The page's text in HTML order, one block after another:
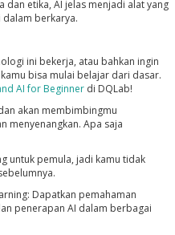
etika, AI jelas menjadi alat yang
berkarya.
ini bekerja, atau bahkan ingin
bisa mulai belajar dari dasar.
AI for Beginnerdi DQLab!
akan membimbingmu
menyenangkan. Apa saja
untuk pemula, jadi kamu tidak
Dapatkan pemahaman
penerapan AI dalam berbagai